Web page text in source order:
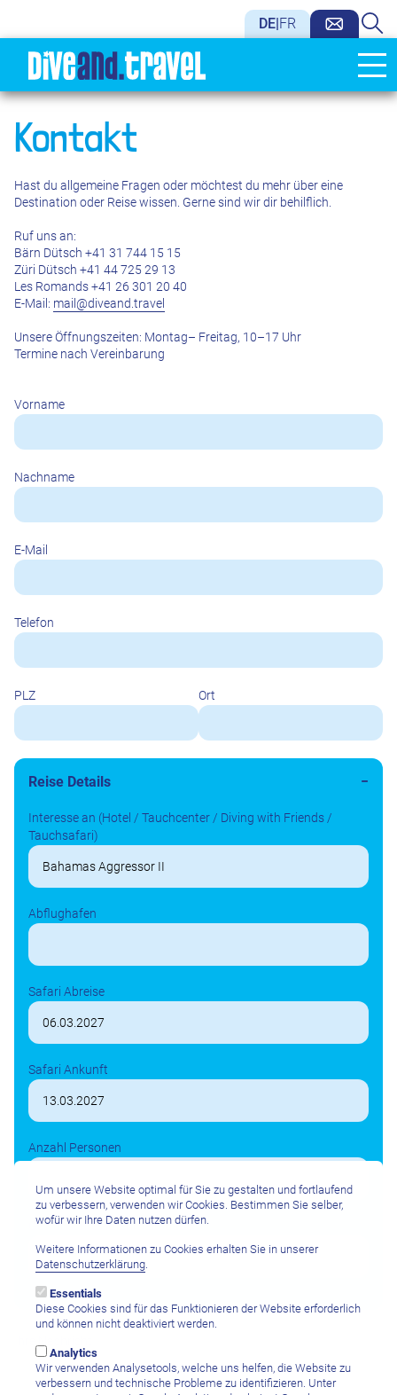
DE FR
Kontakt
Hast du allgemeine Fragen oder möchtest du mehr über eine
Destination oder Reise wissen. Gerne sind wir dir behilflich.
Ruf uns an:
Bärn Dütsch +41 31 744 15 15
Züri Dütsch +41 44 725 29 13
Les Romands +41 26 301 20 40
E-Mail: mail@diveand.travel
Unsere Öffnungszeiten: Montag– Freitag, 10–17 Uhr
Termine nach Vereinbarung
Vorname
Nachname
E-Mail
Telefon
PLZ Ort
Reise Details
Interesse an (Hotel / Tauchcenter / Diving with Friends /
Tauchsafari)
Abflughafen
Safari Abreise
Safari Ankunft
Anzahl Personen
Gewünschte Aufenthaltsdauer
Um unsere Website optimal für Sie zu gestalten und fortlaufend
zu verbessern, verwenden wir Cookies. Bestimmen Sie selber,
wofür wir Ihre Daten nutzen dürfen.
Weitere Informationen zu Cookies erhalten Sie in unserer
Datenschutzerklärung.
Essentials
Diese Cookies sind für das Funktionieren der Website erforderlich
und können nicht deaktiviert werden.
Analytics
Wir verwenden Analysetools, welche uns helfen, die Website zu
verbessern und technische Probleme zu identifizieren. Unter